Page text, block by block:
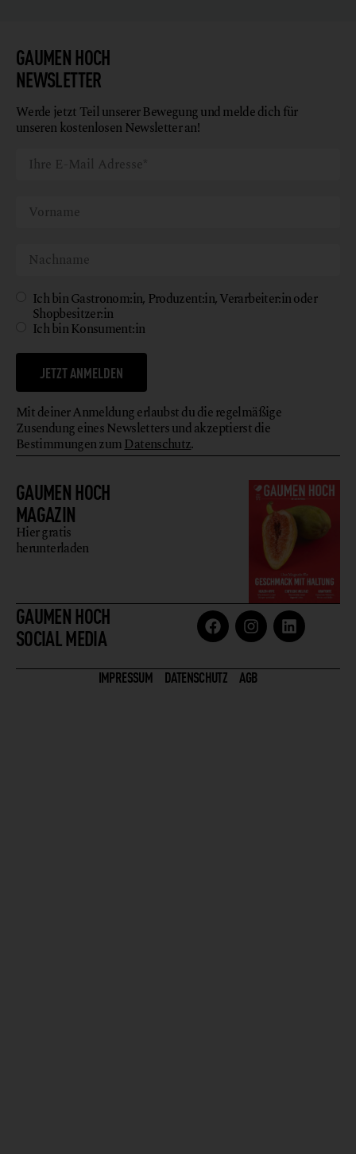
GAUMEN HOCH
MAGAZIN
Hier gratis
herunterladen
GAUMEN HOCH
SOCIAL MEDIA
GAUMEN HOCH
NEWSLETTER
Werde jetzt Teil unserer Bewegung und melde dich für
unseren kostenlosen Newsletter an!
Ich bin Gastronom:in, Produzent:in, Verarbeiter:in oder
Shopbesitzer:in
Ich bin Konsument:in
JETZT ANMELDEN
Mit deiner Anmeldung erlaubst du die regelmäßige
Zusendung eines Newsletters und akzeptierst die
Bestimmungen zumDatenschutz.
IMPRESSUM DATENSCHUTZ AGB